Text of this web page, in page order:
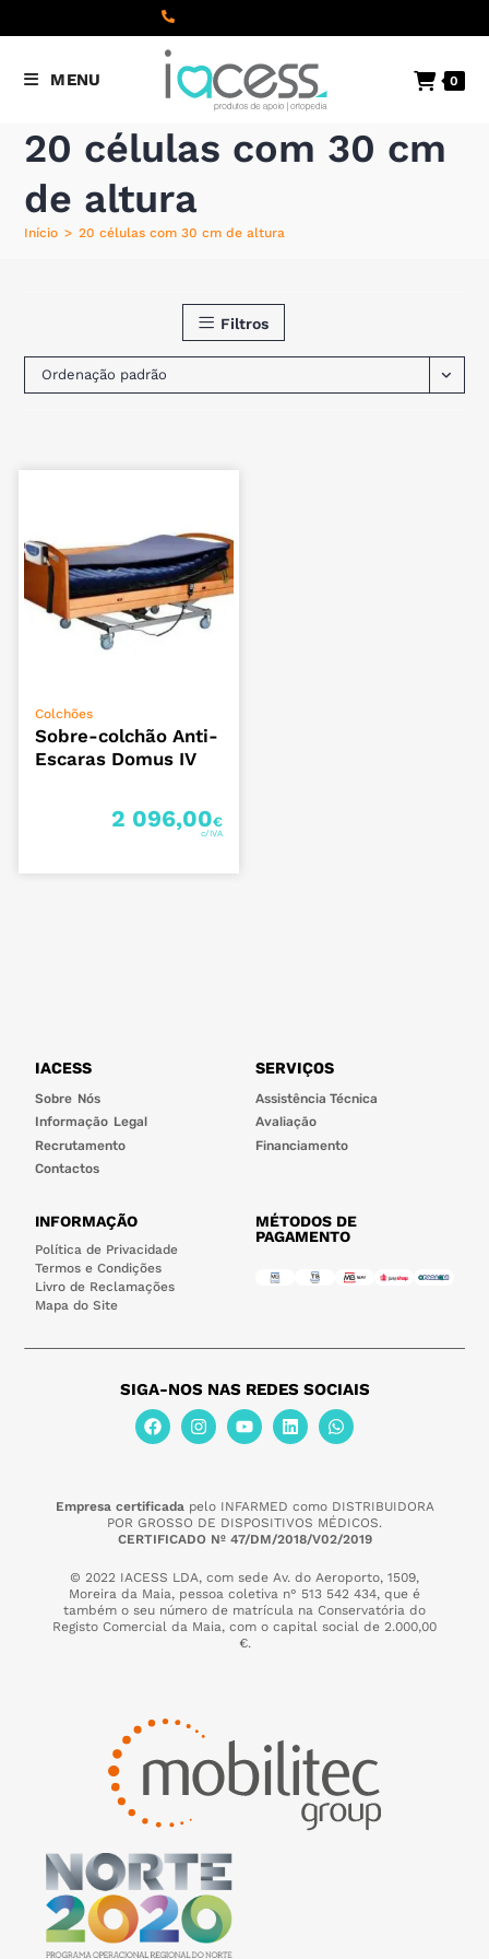
(+351) 22 098 8000
para a rede fixa nacional
MENU 0
20 células com 30 cm
de altura
Início > 20 células com 30 cm de altura
Filtros
Ordenação padrão
Colchões
Sobre-colchão Anti-
Escaras Domus IV
2 096,00€
IACESS
Sobre Nós
Informação Legal
Recrutamento
Contactos
SERVIÇOS
Assistência Técnica
Avaliação
Financiamento
INFORMAÇÃO
Política de Privacidade
Termos e Condições
Livro de Reclamações
Mapa do Site
MÉTODOS DE
PAGAMENTO
SIGA-NOS NAS REDES SOCIAIS
Empresa certificadapelo INFARMED como DISTRIBUIDORA
POR GROSSO DE DISPOSITIVOS MÉDICOS.
CERTIFICADO Nº 47/DM/2018/V02/2019
© 2022 IACESS LDA, com sede Av. do Aeroporto, 1509,
Moreira da Maia, pessoa coletiva n° 513 542 434, que é
também o seu número de matrícula na Conservatória do
Registo Comercial da Maia, com o capital social de 2.000,00
€.